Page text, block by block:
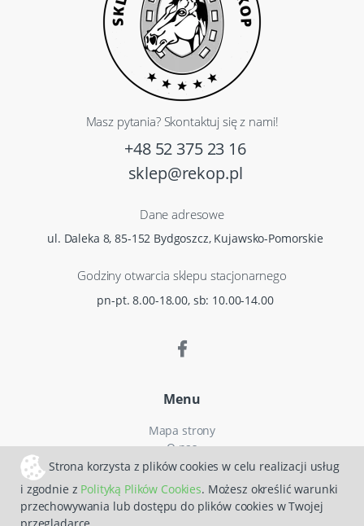
Strona korzysta z plików cookies w celu realizacji usług
i zgodnie z Polityką Plików Cookies. Możesz określić warunki
przechowywania lub dostępu do plików cookies w Twojej
przeglądarce.
Masz pytania? Skontaktuj się z nami!
+48 52 375 23 16
sklep@rekop.pl
Dane adresowe
ul. Daleka 8, 85-152 Bydgoszcz, Kujawsko-Pomorskie
Godziny otwarcia sklepu stacjonarnego
pn-pt. 8.00-18.00, sb: 10.00-14.00
Menu
Mapa strony
O nas
Czas i koszty dostawy
Reklamacje
Regulamin zakupów
Polityka prywatności